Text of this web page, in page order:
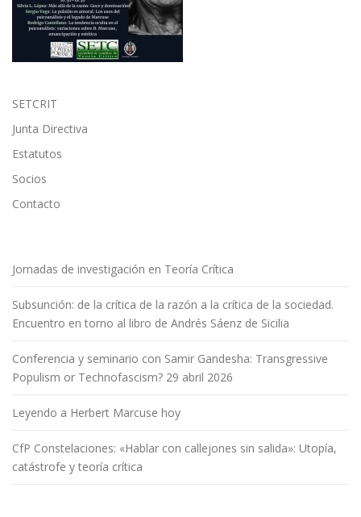
SETCRIT
Junta Directiva
Estatutos
Socios
Contacto
Jornadas de investigación en Teoría Crítica
Subsunción: de la crítica de la razón a la crítica de la sociedad.
Encuentro en torno al libro de Andrés Sáenz de Sicilia
Conferencia y seminario con Samir Gandesha: Transgressive
Populism or Technofascism? 29 abril 2026
Leyendo a Herbert Marcuse hoy
CfP Constelaciones: «Hablar con callejones sin salida»: Utopía,
catástrofe y teoría crítica